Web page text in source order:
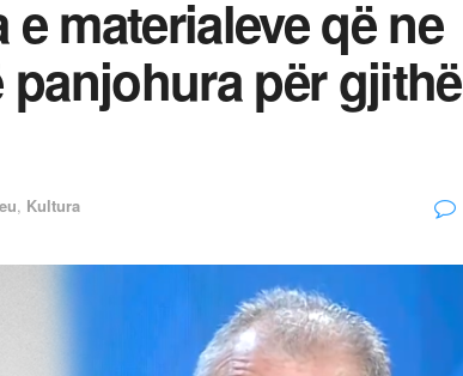
materialeve që ne
për gjithë
, Kultura